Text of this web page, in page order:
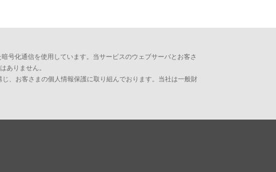
号化通信を使用しています。当サービスのウェブサーバとお客さ
ありません。
、お客さまの個人情報保護に取り組んでおります。当社は一般財